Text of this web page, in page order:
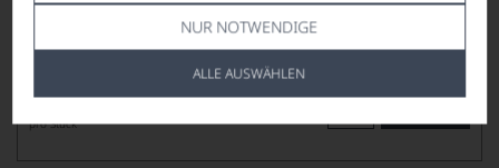
NUR NOTWENDIGE
ALLE AUSWÄHLEN
€119,90*
pro Stück